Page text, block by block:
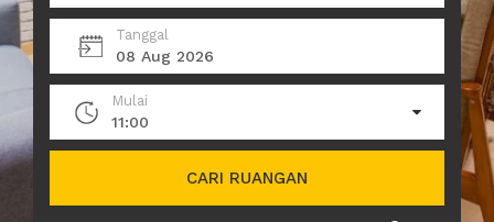
Tanggal
08 Aug 2026
Mulai
11:00
CARI RUANGAN